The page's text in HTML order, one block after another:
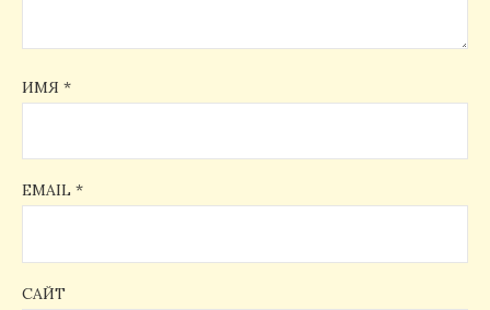
ИМЯ *
EMAIL *
САЙТ